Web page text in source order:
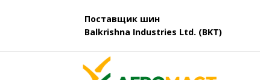
Поставщик шин
Balkrishna Industries Ltd. (BKT)